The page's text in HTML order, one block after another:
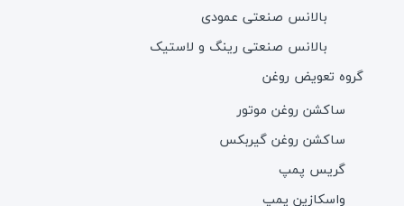
بالانس صنعتی عمودی
بالانس صنعتی رینگ و لاستیک
گروه تعویض روغن
ساکشن روغن موتور
ساکشن روغن گیربکس
گریس پمپ
واسکازین پمپ